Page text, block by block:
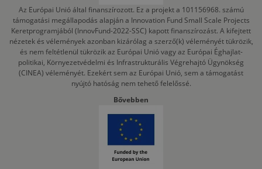
Az Európai Unió által finanszírozott. Ez a projekt a 101156968. számú
támogatási megállapodás alapján a Innovation Fund Small Scale Projects
Keretprogramjából (InnovFund-2022-SSC) kapott finanszírozást. A kifejtett
nézetek és vélemények azonban kizárólag a szerző(k) véleményét tükrözik,
és nem feltétlenül tükrözik az Európai Unió vagy az Európai Éghajlat-
politikai, Környezetvédelmi és Infrastrukturális Végrehajtó Ügynökség
(CINEA) véleményét. Ezekért sem az Európai Unió, sem a támogatást
nyújtó hatóság nem tehető felelőssé.
Bővebben